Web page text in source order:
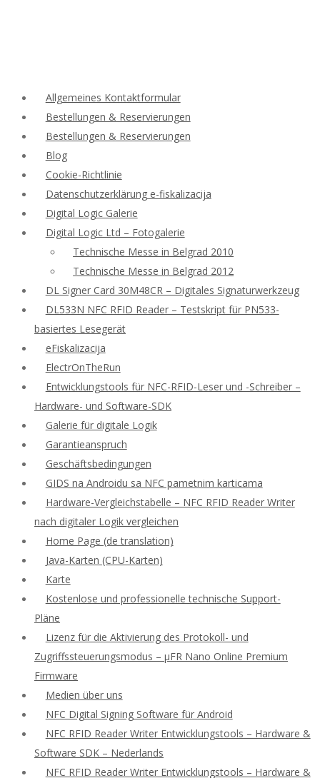
Allgemeines Kontaktformular
Bestellungen & Reservierungen
Bestellungen & Reservierungen
Blog
Cookie-Richtlinie
Datenschutzerklärung e-fiskalizacija
Digital Logic Galerie
Digital Logic Ltd – Fotogalerie
Technische Messe in Belgrad 2010
Technische Messe in Belgrad 2012
DL Signer Card 30M48CR – Digitales Signaturwerkzeug
DL533N NFC RFID Reader – Testskript für PN533-
basiertes Lesegerät
eFiskalizacija
ElectrOnTheRun
Entwicklungstools für NFC-RFID-Leser und -Schreiber –
Hardware- und Software-SDK
Galerie für digitale Logik
Garantieanspruch
Geschäftsbedingungen
GIDS na Androidu sa NFC pametnim karticama
Hardware-Vergleichstabelle – NFC RFID Reader Writer
nach digitaler Logik vergleichen
Home Page (de translation)
Java-Karten (CPU-Karten)
Karte
Kostenlose und professionelle technische Support-
Pläne
Lizenz für die Aktivierung des Protokoll- und
Zugriffssteuerungsmodus – μFR Nano Online Premium
Firmware
Medien über uns
NFC Digital Signing Software für Android
NFC RFID Reader Writer Entwicklungstools – Hardware &
Software SDK – Nederlands
NFC RFID Reader Writer Entwicklungstools – Hardware &